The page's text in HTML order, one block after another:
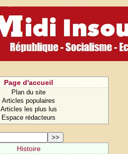
Page d'accueil
Plan du site
Articles populaires
Articles les plus lus
Espace rédacteurs
Histoire